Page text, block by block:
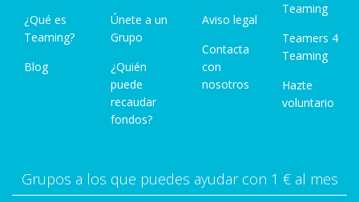
¿Qué es
Teaming?
Blog
Únete a un
Grupo
¿Quién
puede
recaudar
fondos?
Aviso legal
Contacta
con
nosotros
Teaming
Teamers 4
Teaming
Hazte
voluntario
Grupos a los que puedes ayudar con 1 € al mes